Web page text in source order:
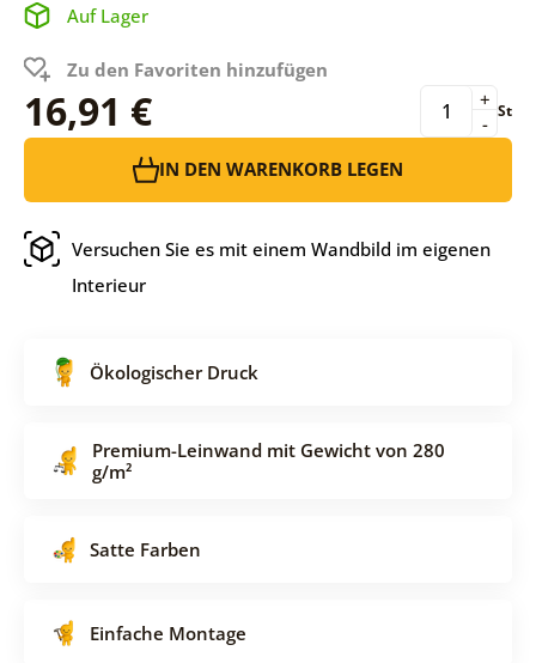
Auf Lager
Zu den Favoriten hinzufügen
16,91 € -
+ St
IN DEN WARENKORB LEGEN
Versuchen Sie es mit einem Wandbild im eigenen
Interieur
Ökologischer Druck
Premium-Leinwand mit Gewicht von 280
g/m²
Satte Farben
Einfache Montage